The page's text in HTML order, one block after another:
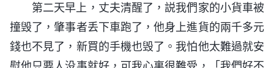
第二天早上，丈夫清醒了，説我們家的小貨車被
撞毁了，肇事者丢下車跑了，他身上進貨的兩千多元
錢也不見了，新買的手機也毁了。我怕他太難過就安